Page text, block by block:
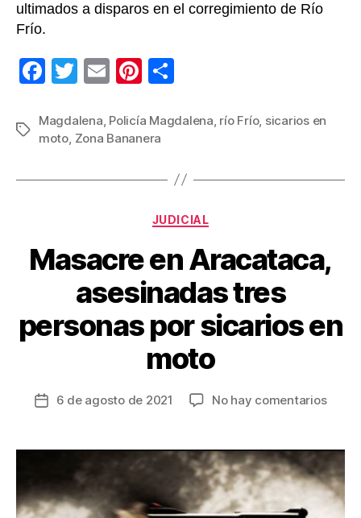
ultimados a disparos en el corregimiento de Río
Frío.
F
c
e
b
k
T
tt
er
E
ail
Pi
er
e
st
m
ar
Etiquetas
Magdalena Policía Magdalena río Frío, sicarios en
moto Zona Bananera
Categorías
JUDICIAL
Masacre en Aracataca,
asesinadas tres
personas por sicarios en
moto
Fecha
entrada
6 de agosto de 2021 No hay comentariosen
tres